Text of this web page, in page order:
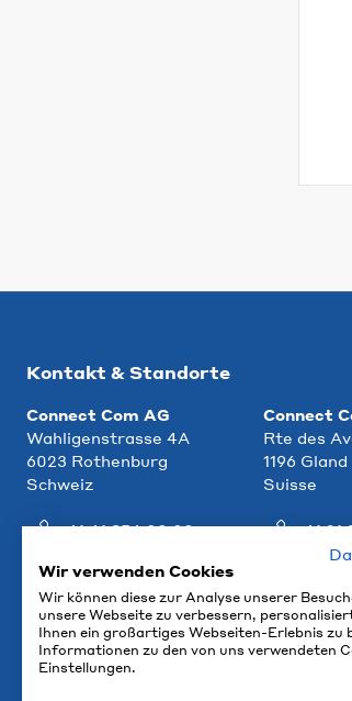
Kontakt & Standorte
Connect Com AG
Wahligenstrasse 4A
6023 Rothenburg
Schweiz
+41 41 854 00 00
info@ccm.ch
Anfahrt
Connect
Rte des
1196 Gland
Suisse
+41 21
Wir verwenden Cookies
Wir können diese zur Analyse unserer
unsere Webseite zu verbessern,
Ihnen ein großartiges Webseiten-Erlebnis zu
Informationen zu den von uns verwendeten
Einstellungen.